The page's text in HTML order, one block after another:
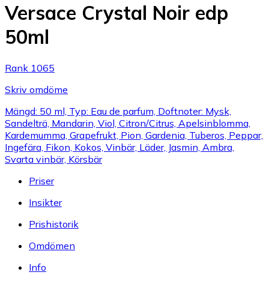
Versace Crystal Noir edp
50ml
Rank 1065
Skriv omdöme
Mängd: 50 ml, Typ: Eau de parfum, Doftnoter: Mysk,
Sandelträ, Mandarin, Viol, Citron/Citrus, Apelsinblomma,
Kardemumma, Grapefrukt, Pion, Gardenia, Tuberos, Peppar,
Ingefära, Fikon, Kokos, Vinbär, Läder, Jasmin, Ambra,
Svarta vinbär, Körsbär
Priser
Insikter
Prishistorik
Omdömen
Info